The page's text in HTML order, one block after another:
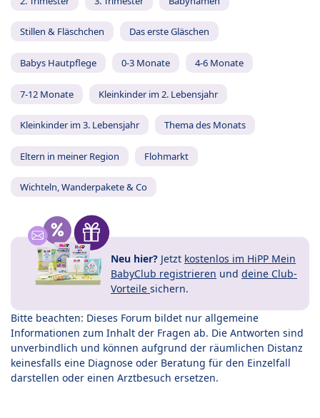
Stillen & Fläschchen Das erste Gläschen
Babys Hautpflege 0-3 Monate 4-6 Monate
7-12 Monate Kleinkinder im 2. Lebensjahr
Kleinkinder im 3. Lebensjahr Thema des Monats
Eltern in meiner Region Flohmarkt
Wichteln, Wanderpakete & Co
Neu hier? Jetzt kostenlos im HiPP Mein
BabyClub registrieren und deine Club-
Vorteile sichern.
Bitte beachten: Dieses Forum bildet nur allgemeine
Informationen zum Inhalt der Fragen ab. Die Antworten sind
unverbindlich und können aufgrund der räumlichen Distanz
keinesfalls eine Diagnose oder Beratung für den Einzelfall
darstellen oder einen Arztbesuch ersetzen.